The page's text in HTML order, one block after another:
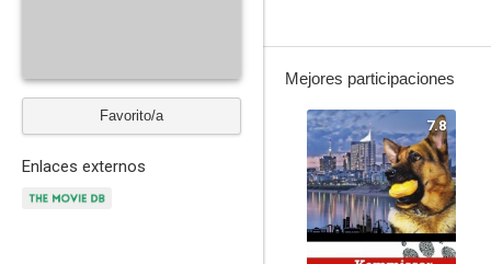
Favorito/a
Enlaces externos
Mejores participaciones
7.8